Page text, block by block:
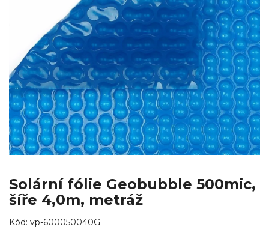
Solární fólie Geobubble 500mic,
šíře 4,0m, metráž
Kód: vp-600050040G